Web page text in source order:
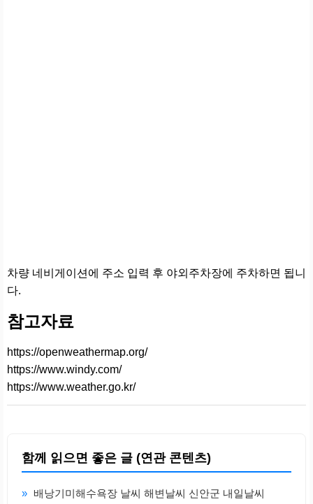
차량 네비게이션에 주소 입력 후 야외주차장에 주차하면 됩니
다.
참고자료
https://openweathermap.org/
https://www.windy.com/
https://www.weather.go.kr/
함께 읽으면 좋은 글 (연관 콘텐츠)
» 배낭기미해수욕장 날씨 해변날씨 신안군 내일날씨